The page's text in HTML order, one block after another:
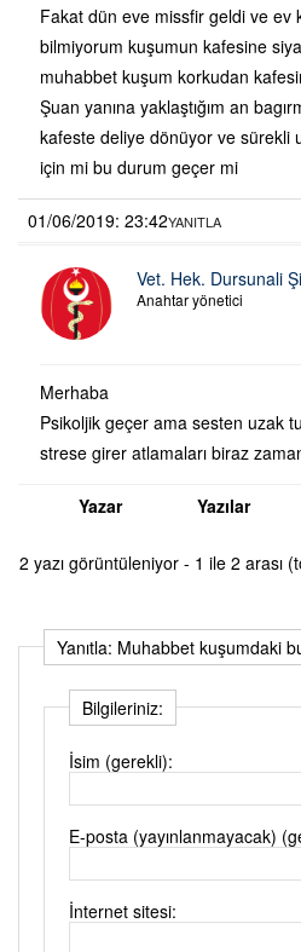
Fakat dün eve missfir geldi ve ev
bilmiyorum kuşumun kafesine
muhabbet kuşum korkudan
Şuan yanına yaklaştığım an
kafeste deliye dönüyor ve sürekli
için mi bu durum geçer mi
01/06/2019: 23:42YANITLA
Vet. Hek. Dursunali
Anahtar yönetici
Merhaba
Psikoljik geçer ama sesten uzak
strese girer atlamaları biraz
Yazar Yazılar
2 yazı görüntüleniyor - 1 ile 2 arası
Yanıtla: Muhabbet kuşumdaki
Bilgileriniz:
İsim (gerekli):
E-posta (yayınlanmayacak)
İnternet sitesi: